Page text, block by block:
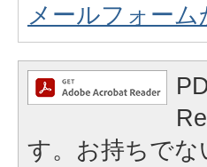
メールフォー
す。お持ちでな